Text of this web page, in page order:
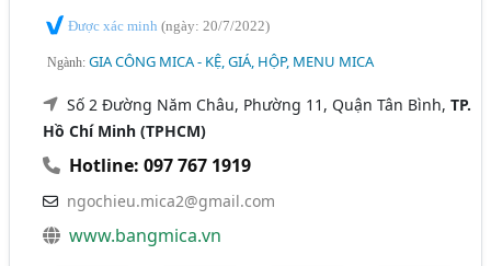
Được xác minh(ngày: 20/7/2022)
Ngành:GIA CÔNG MICA - KỆ, GIÁ, HỘP, MENU MICA
Số 2 Đường Năm Châu, Phường 11, Quận Tân Bình,TP.
Hồ Chí Minh (TPHCM)
Hotline: 097 767 1919
ngochieu.mica2@gmail.com
www.bangmica.vn